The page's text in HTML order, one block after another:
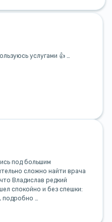
услугами 👍 …
под большим
сложно найти врача
Владислав редкий
спокойно и без спешки:
подробно …